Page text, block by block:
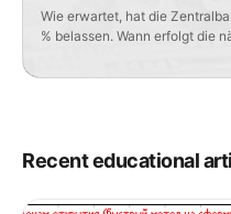
Wie erwartet, hat die
% belassen. Wann erfolgt die
Recent educational